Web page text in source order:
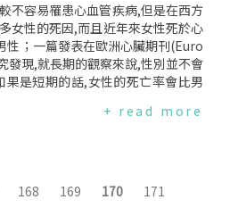
不容易罹患心血管疾病,但是在西方
女性的死因,而且近年來女性死於心
性；一篇發表在歐洲心臟期刊(Euro
現,就長期的觀察來說,性別並不會
果是短期的話,女性的死亡率會比男
險的心臟病病患中,性別會不會影響
齡較高、有較多心臟衰竭的症狀,高
+ read more
168 169 170 171